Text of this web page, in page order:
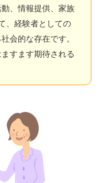
、情報提供、家族
、経験者としての
会的な存在です。
すます期待される